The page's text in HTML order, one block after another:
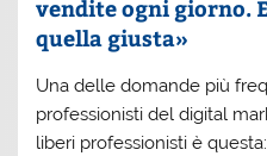
vendite ogni giorno.
quella giusta»
Una delle domande più
professionisti del digital
liberi professionisti è